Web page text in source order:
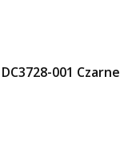
001 Czarne